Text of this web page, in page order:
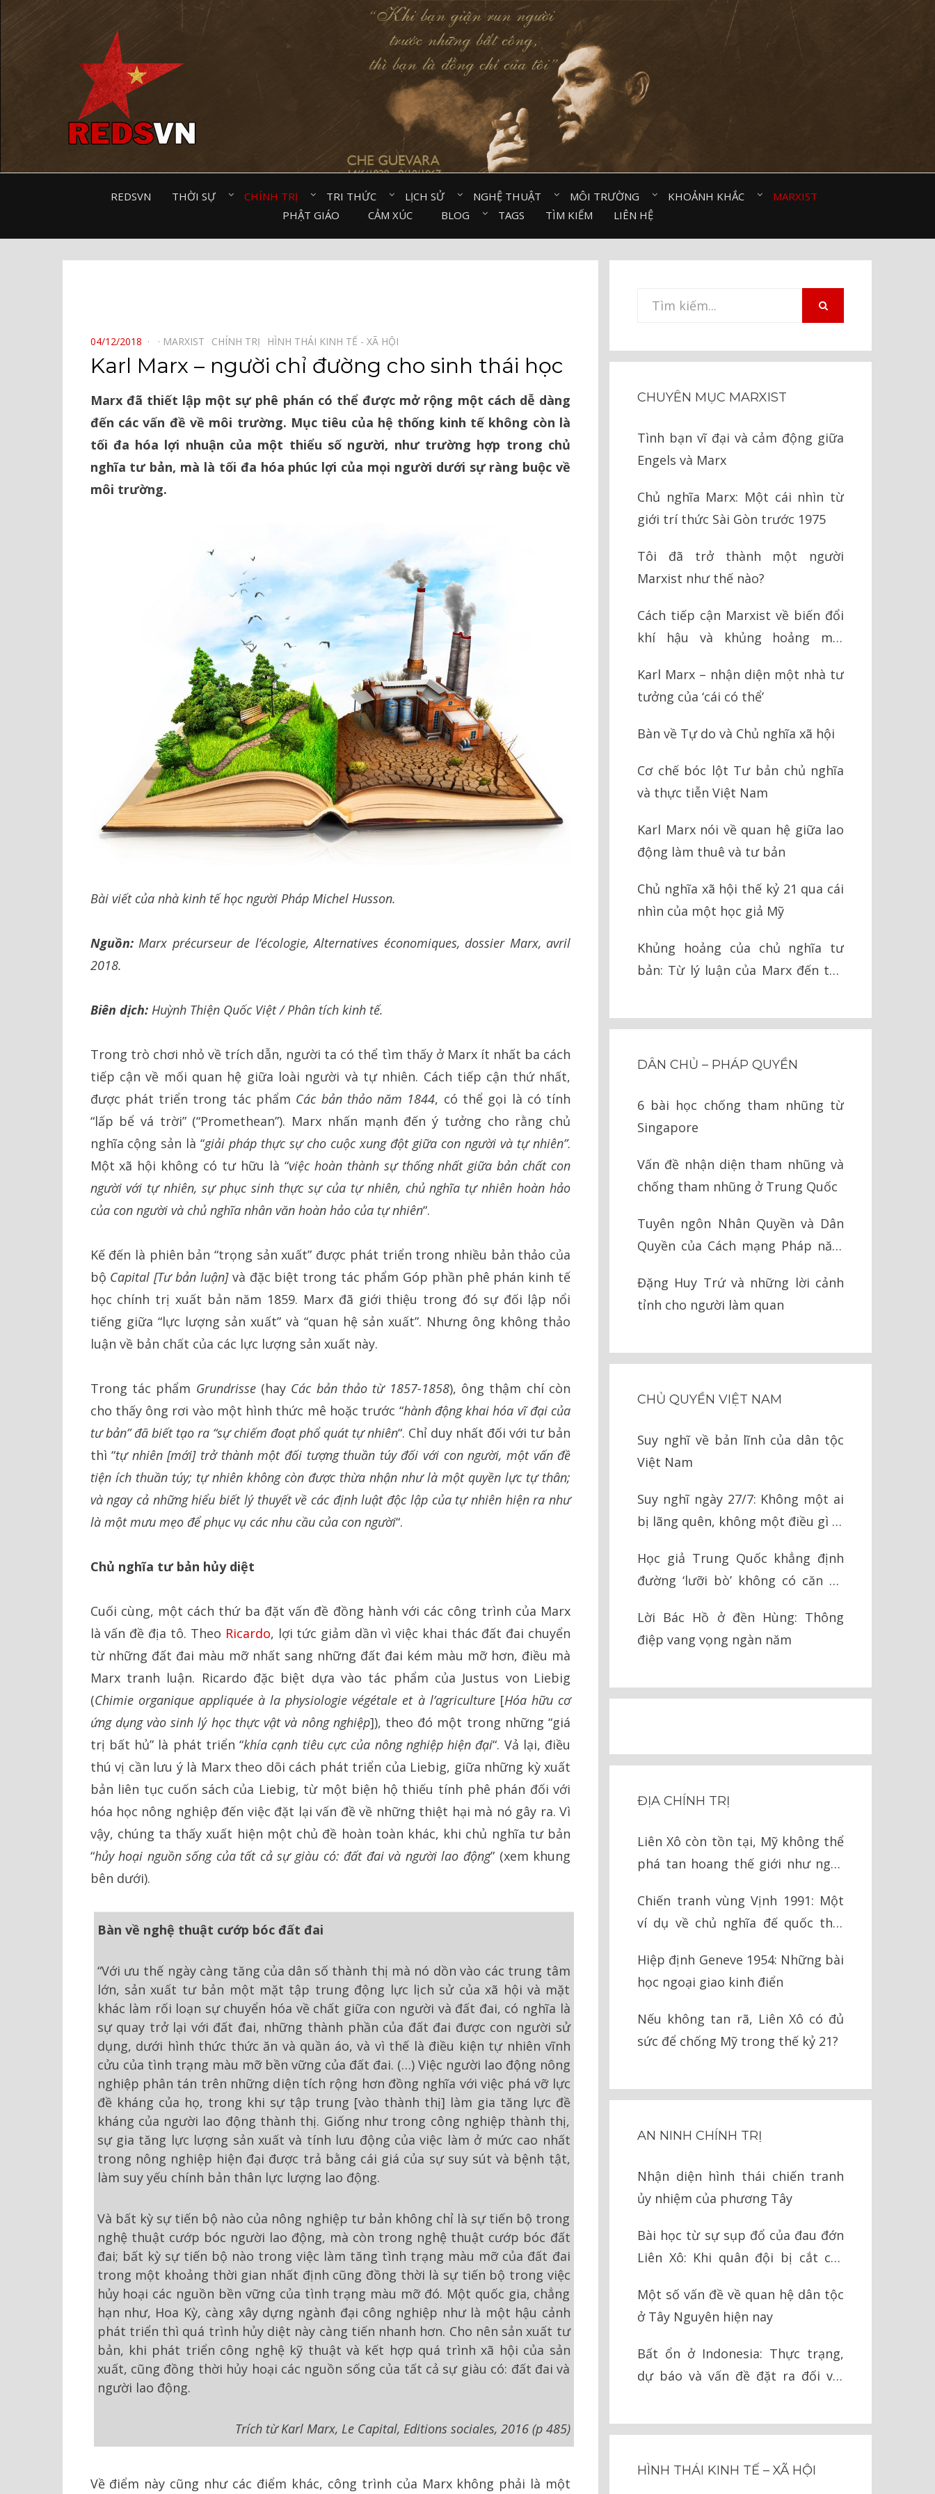
REDSVN THỜI SỰ⠀ CHÍNH TRỊ⠀ TRI THỨC⠀ LỊCH SỬ⠀ NGHỆ THUẬT⠀ MÔI TRƯỜNG⠀ KHOẢNH KHẮC⠀
MARXIST⠀
PHẬT GIÁO⠀
CẢM XÚC⠀ BLOG⠀ TAGS TÌM KIẾM LIÊN HỆ
POSTED
ON
04/12/2018 MARXIST⠀ CHÍNH TRỊ⠀ HÌNH THÁI KINH TẾ - XÃ HỘI⠀
Karl Marx – người chỉ đường cho sinh thái học
Marx đã thiết lập một sự phê phán có thể được mở rộng một cách dễ dàng
đến các vấn đề về môi trường. Mục tiêu của hệ thống kinh tế không còn là
tối đa hóa lợi nhuận của một thiểu số người, như trường hợp trong chủ
nghĩa tư bản, mà là tối đa hóa phúc lợi của mọi người dưới sự ràng buộc về
môi trường.
Bài viết của nhà kinh tế học người Pháp Michel Husson.
Nguồn:Marx précurseur de l’écologie, Alternatives économiques, dossier Marx, avril
2018.
Biên dịch:Huỳnh Thiện Quốc Việt / Phân tích kinh tế.
Trong trò chơi nhỏ về trích dẫn, người ta có thể tìm thấy ở Marx ít nhất ba cách
tiếp cận về mối quan hệ giữa loài người và tự nhiên. Cách tiếp cận thứ nhất,
được phát triển trong tác phẩm Các bản thảo năm 1844, có thể gọi là có tính
“lấp bể vá trời” (“Promethean”). Marx nhấn mạnh đến ý tưởng cho rằng chủ
nghĩa cộng sản là “giải pháp thực sự cho cuộc xung đột giữa con người và tự nhiên”.
Một xã hội không có tư hữu là “việc hoàn thành sự thống nhất giữa bản chất con
người với tự nhiên, sự phục sinh thực sự của tự nhiên, chủ nghĩa tự nhiên hoàn hảo
của con người và chủ nghĩa nhân văn hoàn hảo của tự nhiên“.
Kế đến là phiên bản “trọng sản xuất” được phát triển trong nhiều bản thảo của
bộ Capital [Tư bản luận]và đặc biệt trong tác phẩm Góp phần phê phán kinh tế
học chính trị xuất bản năm 1859. Marx đã giới thiệu trong đó sự đối lập nổi
tiếng giữa “lực lượng sản xuất” và “quan hệ sản xuất”. Nhưng ông không thảo
luận về bản chất của các lực lượng sản xuất này.
Trong tác phẩm Grundrisse(hay Các bản thảo từ 1857-1858), ông thậm chí còn
cho thấy ông rơi vào một hình thức mê hoặc trước “hành động khai hóa vĩ đại của
tư bản” đã biết tạo ra “sự chiếm đoạt phổ quát tự nhiên“. Chỉ duy nhất đối với tư bản
thì “tự nhiên [mới] trở thành một đối tượng thuần túy đối với con người, một vấn đề
tiện ích thuần túy; tự nhiên không còn được thừa nhận như là một quyền lực tự thân;
và ngay cả những hiểu biết lý thuyết về các định luật độc lập của tự nhiên hiện ra như
là một mưu mẹo để phục vụ các nhu cầu của con người“.
Chủ nghĩa tư bản hủy diệt
Cuối cùng, một cách thứ ba đặt vấn đề đồng hành với các công trình của Marx
là vấn đề địa tô. Theo Ricardo, lợi tức giảm dần vì việc khai thác đất đai chuyển
từ những đất đai màu mỡ nhất sang những đất đai kém màu mỡ hơn, điều mà
Marx tranh luận. Ricardo đặc biệt dựa vào tác phẩm của Justus von Liebig
(Chimie organique appliquée à la physiologie végétale et à l’agriculture[Hóa hữu cơ
ứng dụng vào sinh lý học thực vật và nông nghiệp]), theo đó một trong những “giá
trị bất hủ” là phát triển “khía cạnh tiêu cực của nông nghiệp hiện đại“. Vả lại, điều
thú vị cần lưu ý là Marx theo dõi cách phát triển của Liebig, giữa những kỳ xuất
bản liên tục cuốn sách của Liebig, từ một biện hộ thiếu tính phê phán đối với
hóa học nông nghiệp đến việc đặt lại vấn đề về những thiệt hại mà nó gây ra. Vì
vậy, chúng ta thấy xuất hiện một chủ đề hoàn toàn khác, khi chủ nghĩa tư bản
“hủy hoại nguồn sống của tất cả sự giàu có: đất đai và người lao động” (xem khung
bên dưới).
Bàn về nghệ thuật cướp bóc đất đai
“Với ưu thế ngày càng tăng của dân số thành thị mà nó dồn vào các trung tâm
lớn, sản xuất tư bản một mặt tập trung động lực lịch sử của xã hội và mặt
khác làm rối loạn sự chuyển hóa về chất giữa con người và đất đai, có nghĩa là
sự quay trở lại với đất đai, những thành phần của đất đai được con người sử
dụng, dưới hình thức thức ăn và quần áo, và vì thế là điều kiện tự nhiên vĩnh
cửu của tình trạng màu mỡ bền vững của đất đai. (…) Việc người lao động nông
nghiệp phân tán trên những diện tích rộng hơn đồng nghĩa với việc phá vỡ lực
đề kháng của họ, trong khi sự tập trung [vào thành thị] làm gia tăng lực đề
kháng của người lao động thành thị. Giống như trong công nghiệp thành thị,
sự gia tăng lực lượng sản xuất và tính lưu động của việc làm ở mức cao nhất
trong nông nghiệp hiện đại được trả bằng cái giá của sự suy sút và bệnh tật,
làm suy yếu chính bản thân lực lượng lao động.
Và bất kỳ sự tiến bộ nào của nông nghiệp tư bản không chỉ là sự tiến bộ trong
nghệ thuật cướp bóc người lao động, mà còn trong nghệ thuật cướp bóc đất
đai; bất kỳ sự tiến bộ nào trong việc làm tăng tình trạng màu mỡ của đất đai
trong một khoảng thời gian nhất định cũng đồng thời là sự tiến bộ trong việc
hủy hoại các nguồn bền vững của tình trạng màu mỡ đó. Một quốc gia, chẳng
hạn như, Hoa Kỳ, càng xây dựng ngành đại công nghiệp như là một hậu cảnh
phát triển thì quá trình hủy diệt này càng tiến nhanh hơn. Cho nên sản xuất tư
bản, khi phát triển công nghệ kỹ thuật và kết hợp quá trình xã hội của sản
xuất, cũng đồng thời hủy hoại các nguồn sống của tất cả sự giàu có: đất đai và
người lao động.
Trích từ Karl Marx, Le Capital, Editions sociales, 2016 (p 485)
Về điểm này cũng như các điểm khác, công trình của Marx không phải là một
Tìm
CHUYÊN MỤC MARXIST
Tình bạn vĩ đại và cảm động giữa
Engels và Marx
Chủ nghĩa Marx: Một cái nhìn từ
giới trí thức Sài Gòn trước 1975
Tôi đã trở thành một người
Marxist như thế nào?
Cách tiếp cận Marxist về biến đổi
khí hậu và khủng hoảng môi
Karl Marx – nhận diện một nhà tư
tưởng của ‘cái có thể’
Bàn về Tự do và Chủ nghĩa xã hội
Cơ chế bóc lột Tư bản chủ nghĩa
và thực tiễn Việt Nam
Karl Marx nói về quan hệ giữa lao
động làm thuê và tư bản
Chủ nghĩa xã hội thế kỷ 21 qua cái
nhìn của một học giả Mỹ
Khủng hoảng của chủ nghĩa tư
bản: Từ lý luận của Marx đến thế
DÂN CHỦ – PHÁP QUYỀN
6 bài học chống tham nhũng từ
Singapore
Vấn đề nhận diện tham nhũng và
chống tham nhũng ở Trung Quốc
Tuyên ngôn Nhân Quyền và Dân
Quyền của Cách mạng Pháp năm
Đặng Huy Trứ và những lời cảnh
tỉnh cho người làm quan
CHỦ QUYỀN VIỆT NAM
Suy nghĩ về bản lĩnh của dân tộc
Việt Nam
Suy nghĩ ngày 27/7: Không một ai
bị lãng quên, không một điều gì bị
Học giả Trung Quốc khẳng định
đường ‘lưỡi bò’ không có căn cứ
Lời Bác Hồ ở đền Hùng: Thông
điệp vang vọng ngàn năm
ĐỊA CHÍNH TRỊ
Liên Xô còn tồn tại, Mỹ không thể
phá tan hoang thế giới như ngày
Chiến tranh vùng Vịnh 1991: Một
ví dụ về chủ nghĩa đế quốc thời
Hiệp định Geneve 1954: Những bài
học ngoại giao kinh điển
Nếu không tan rã, Liên Xô có đủ
sức để chống Mỹ trong thế kỷ 21?
AN NINH CHÍNH TRỊ
Nhận diện hình thái chiến tranh
ủy nhiệm của phương Tây
Bài học từ sự sụp đổ của đau đớn
Liên Xô: Khi quân đội bị cắt cụt
Một số vấn đề về quan hệ dân tộc
ở Tây Nguyên hiện nay
Bất ổn ở Indonesia: Thực trạng,
dự báo và vấn đề đặt ra đối với
HÌNH THÁI KINH TẾ – XÃ HỘI